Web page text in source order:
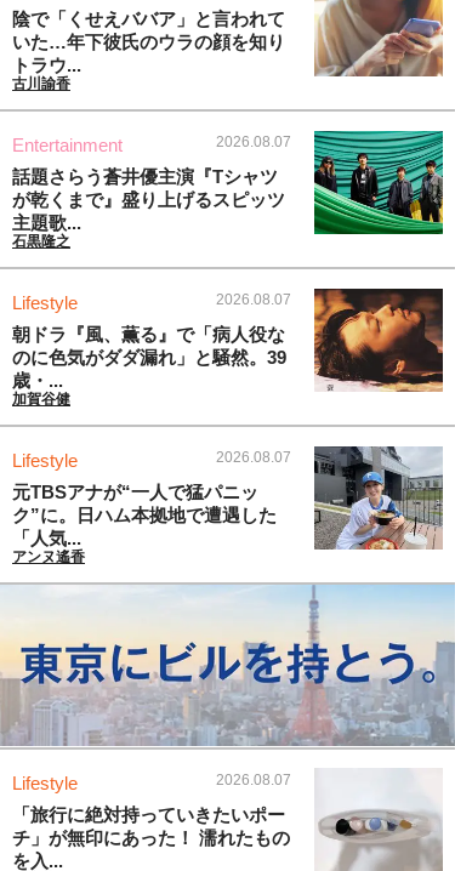
陰で「くせえババア」と言われて
いた…年下彼氏のウラの顔を知り
トラウ...
古川諭香
Entertainment 2026.08.07
話題さらう蒼井優主演『Tシャツ
が乾くまで』盛り上げるスピッツ
主題歌...
石黒隆之
Lifestyle 2026.08.07
朝ドラ『風、薫る』で「病人役な
のに色気がダダ漏れ」と騒然。39
歳・...
加賀谷健
Lifestyle 2026.08.07
元TBSアナが“一人で猛パニッ
ク”に。日ハム本拠地で遭遇した
「人気...
アンヌ遙香
Lifestyle 2026.08.07
「旅行に絶対持っていきたいポー
チ」が無印にあった！ 濡れたもの
を入...